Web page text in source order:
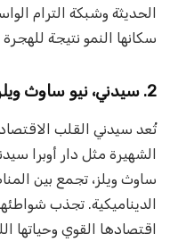
الحديثة وشبكة الترام
سكانها النمو نتيجة
2. سيدني، نيو ساوث ويلز – عدد السكان: 5,143,256
تُعد سيدني القلب
الشهيرة مثل دار أوبرا
ساوث ويلز، تجمع بين
الديناميكية. تجذب
اقتصادها القوي وحياتها